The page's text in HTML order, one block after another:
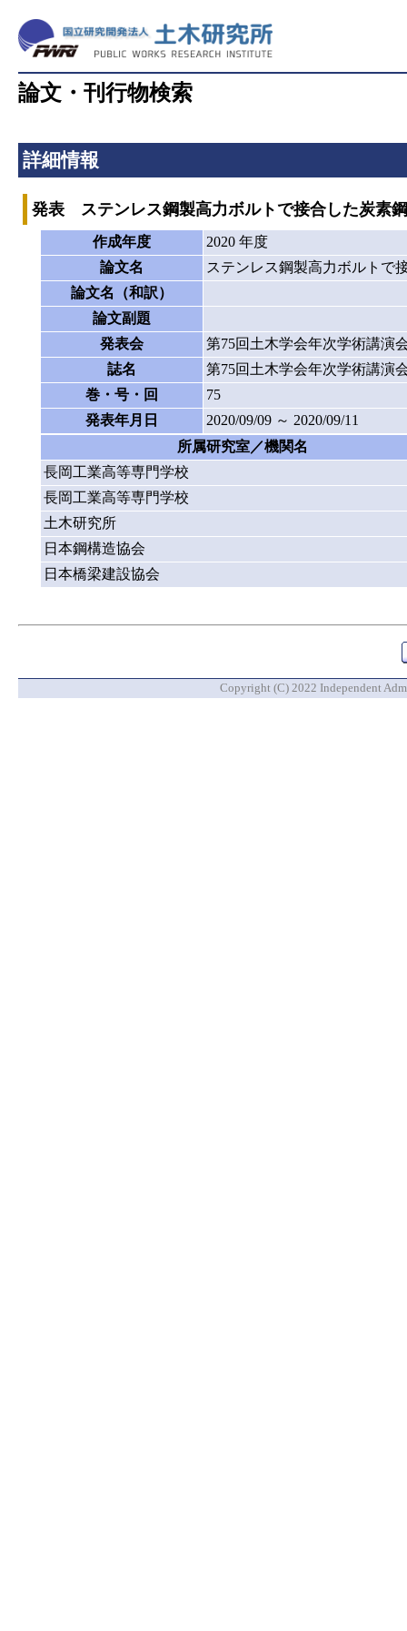
論文・刊行物検索
詳細情報
発表 ステンレス鋼製高力ボルトで接合した炭素
作成年度
2020 年度
論文名
ステンレス鋼製高力ボルトで
論文名（和訳）
論文副題
発表会
第75回土木学会年次学術講演
誌名
第75回土木学会年次学術講演
巻・号・回
75
発表年月日
2020/09/09 ～ 2020/09/11
所属研究室／機関名
長岡工業高等専門学校
長岡工業高等専門学校
土木研究所
日本鋼構造協会
日本橋梁建設協会
Copyright (C) 2022 Independent